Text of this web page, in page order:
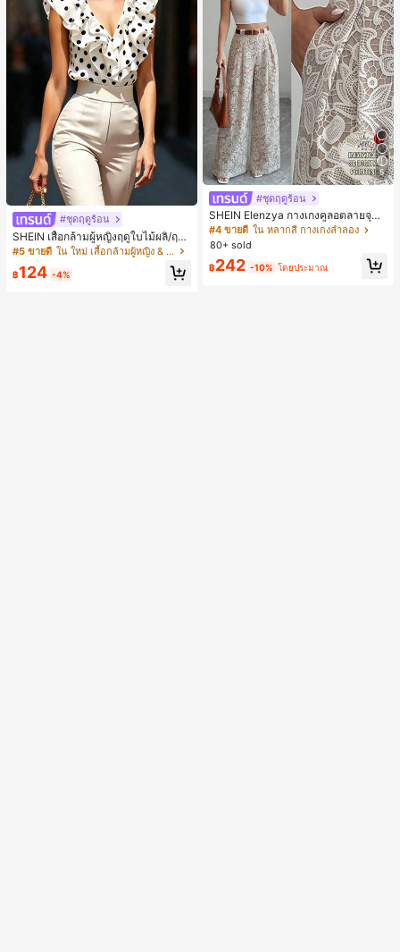
#ชุดฤดูร้อน
SHEIN เสื้อกล้ามผู้หญิงฤดูใบไม้ผลิ/ฤดูร้
อน ใหม่ สไตล์มินิมอลลำลองหรูหรา สีบ
ล็อก ลายจุด คอวี แพตช์เวิร์ก ชายระบา
ย แขนกุด ทรงเข้ารูป อเนกประสงค์, เสื้อ
#5 ขายดี ใน ใหม่ เสื้อกล้ามผู้หญิง & Camis
฿124 -4%
5
#ชุดฤดูร้อน
SHEIN Elenzya กางเกงคูลอตลายจุดเ
อวสูงแบบใหม่สำหรับฤดูใบไม้ผลิ/ฤดูร้อ
น, สไตล์หรูหราเหมาะสำหรับใส่ในชีวิต
ประจำวันและทำงาน, ให้ความรู้สึกวินเ
ทจสำหรับฤดูรับปริญญา, เทศกาลดนตร
ี, การแข่งม้าดาร์บี้, วันประกาศอิสรภาพ
#4 ขายดี ใน หลากสี กางเกงลำลอง
80+ sold
฿242 -10% โดยประมาณ